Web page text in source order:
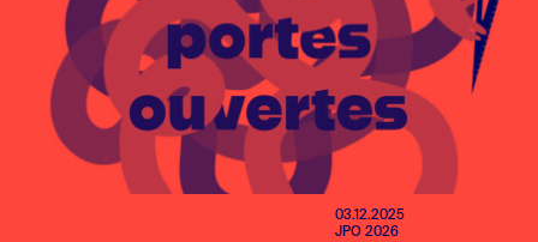
03.12.2025
JPO 2026